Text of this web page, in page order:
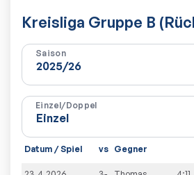
Kreisliga Gruppe B
Saison
Einzel/Doppel
Datum / Spiel vs Gegner